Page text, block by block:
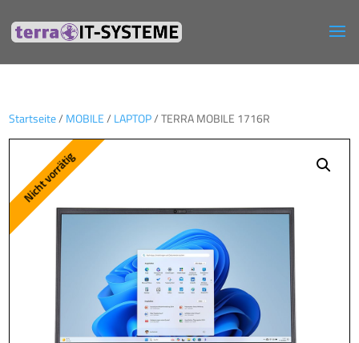
Startseite/ MOBILE/ LAPTOP/ TERRA MOBILE 1716R